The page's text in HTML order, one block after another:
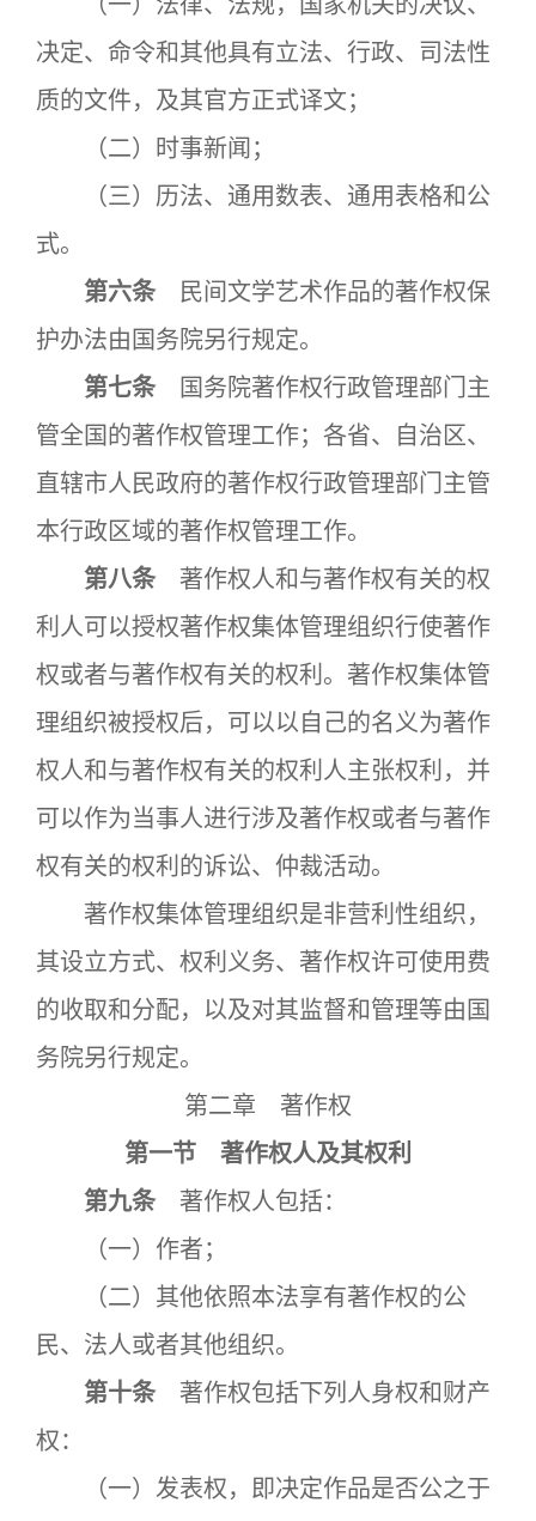
决定、命令和其他具有立法、行政、司法性
质的文件，及其官方正式译文；
（二）时事新闻；
（三）历法、通用数表、通用表格和公
式。
第六条 民间文学艺术作品的著作权保
护办法由国务院另行规定。
第七条 国务院著作权行政管理部门主
管全国的著作权管理工作；各省、自治区、
直辖市人民政府的著作权行政管理部门主管
本行政区域的著作权管理工作。
第八条 著作权人和与著作权有关的权
利人可以授权著作权集体管理组织行使著作
权或者与著作权有关的权利。著作权集体管
理组织被授权后，可以以自己的名义为著作
权人和与著作权有关的权利人主张权利，并
可以作为当事人进行涉及著作权或者与著作
权有关的权利的诉讼、仲裁活动。
著作权集体管理组织是非营利性组织，
其设立方式、权利义务、著作权许可使用费
的收取和分配，以及对其监督和管理等由国
务院另行规定。
第二章 著作权
第一节 著作权人及其权利
第九条 著作权人包括：
（一）作者；
（二）其他依照本法享有著作权的公
民、法人或者其他组织。
第十条 著作权包括下列人身权和财产
权：
（一）发表权，即决定作品是否公之于